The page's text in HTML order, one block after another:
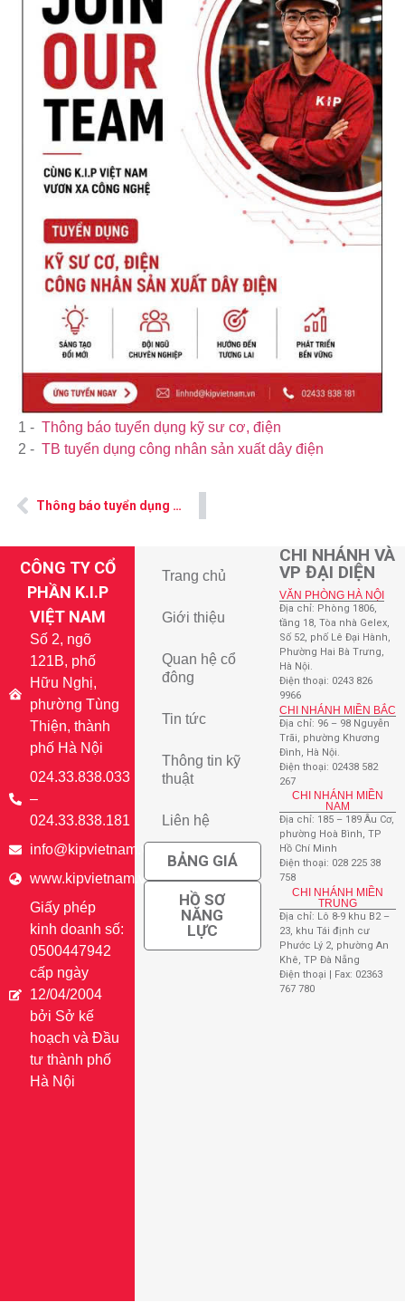
1 - Thông báo tuyển dụng kỹ sư cơ, điện
2 - TB tuyển dụng công nhân sản xuất dây điện
Thông báo tuyển dụng Công nhân Cơ khí
CÔNG TY CỔ
PHẦN K.I.P
VIỆT NAM
Số 2, ngõ
121B, phố
Hữu Nghị,
phường Tùng
Thiện, thành
phố Hà Nội
024.33.838.033
–
024.33.838.181
info@kipvietnam.vn
www.kipvietnam.vn
Giấy phép
kinh doanh số:
0500447942
cấp ngày
12/04/2004
bởi Sở kế
hoạch và Đầu
tư thành phố
Hà Nội
Trang chủ
Giới thiệu
Quan hệ cổ
đông
Tin tức
Thông tin kỹ
thuật
Liên hệ
BẢNG GIÁ
HỒ SƠ
NĂNG
LỰC
CHI NHÁNH VÀ
VP ĐẠI DIỆN
VĂN PHÒNG HÀ NỘI
Địa chỉ: Phòng 1806,
tầng 18, Tòa nhà Gelex,
Số 52, phố Lê Đại Hành,
Phường Hai Bà Trưng,
Hà Nội.
Điện thoại: 0243 826
9966
CHI NHÁNH MIỀN BẮC
Địa chỉ: 96 – 98 Nguyễn
Trãi, phường Khương
Đình, Hà Nội.
Điện thoại: 02438 582
267
CHI NHÁNH MIỀN
NAM
Địa chỉ: 185 – 189 Âu Cơ,
phường Hoà Bình, TP
Hồ Chí Minh
Điện thoại: 028 225 38
758
CHI NHÁNH MIỀN
TRUNG
Địa chỉ: Lô 8-9 khu B2 –
23, khu Tái định cư
Phước Lý 2, phường An
Khê, TP Đà Nẵng
Điện thoại | Fax: 02363
767 780